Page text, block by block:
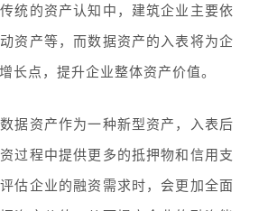
统的资产认知中，建筑企业主要依
资产等，而数据资产的入表将为企
长点，提升企业整体资产价值。
据资产作为一种新型资产，入表后
过程中提供更多的抵押物和信用支
估企业的融资需求时，会更加全面